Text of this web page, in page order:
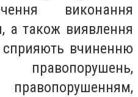
виконання
а також виявлення
вчиненню
правопорушень,